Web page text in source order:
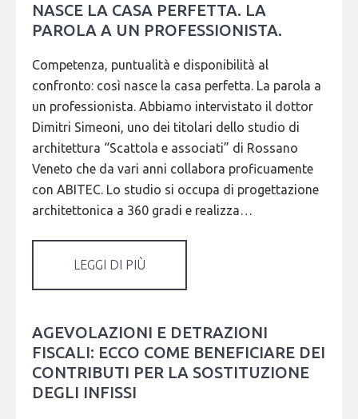
NASCE LA CASA PERFETTA. LA
PAROLA A UN PROFESSIONISTA.
Competenza, puntualità e disponibilità al
confronto: così nasce la casa perfetta. La parola a
un professionista. Abbiamo intervistato il dottor
Dimitri Simeoni, uno dei titolari dello studio di
architettura “Scattola e associati” di Rossano
Veneto che da vari anni collabora proficuamente
con ABITEC. Lo studio si occupa di progettazione
architettonica a 360 gradi e realizza…
LEGGI DI PIÙ
AGEVOLAZIONI E DETRAZIONI
FISCALI: ECCO COME BENEFICIARE DEI
CONTRIBUTI PER LA SOSTITUZIONE
DEGLI INFISSI